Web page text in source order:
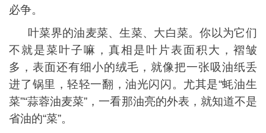
必争。
叶菜界的油麦菜、生菜、大白菜。你以为它们
不就是菜叶子嘛，真相是叶片表面积大，褶皱
多，表面还有细小的绒毛，就像把一张吸油纸丢
进了锅里，轻轻一翻，油光闪闪。尤其是“蚝油生
菜”“蒜蓉油麦菜”，一看那油亮的外表，就知道不是
省油的“菜”。